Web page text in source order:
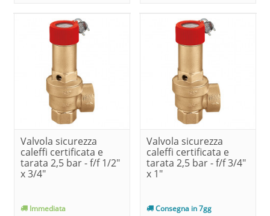
Valvola sicurezza
caleffi certificata e
tarata 2,5 bar - f/f 1/2"
x 3/4"
Immediata
Valvola sicurezza
caleffi certificata e
tarata 2,5 bar - f/f 3/4"
x 1"
Consegna in 7gg